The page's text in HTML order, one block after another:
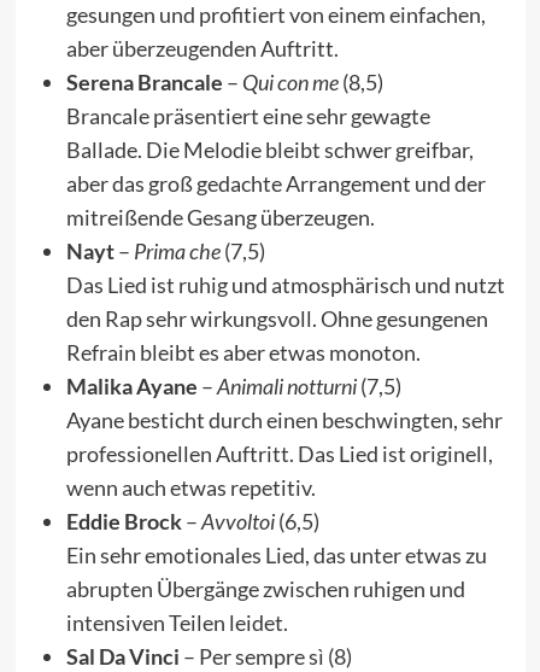
gesungen und profitiert von einem einfachen,
aber überzeugenden Auftritt.
Serena Brancale – Qui con me(8,5)
Brancale präsentiert eine sehr gewagte
Ballade. Die Melodie bleibt schwer greifbar,
aber das groß gedachte Arrangement und der
mitreißende Gesang überzeugen.
Nayt– Prima che(7,5)
Das Lied ist ruhig und atmosphärisch und nutzt
den Rap sehr wirkungsvoll. Ohne gesungenen
Refrain bleibt es aber etwas monoton.
Malika Ayane –Animali notturni(7,5)
Ayane besticht durch einen beschwingten, sehr
professionellen Auftritt. Das Lied ist originell,
wenn auch etwas repetitiv.
Eddie Brock–Avvoltoi(6,5)
Ein sehr emotionales Lied, das unter etwas zu
abrupten Übergänge zwischen ruhigen und
intensiven Teilen leidet.
Sal Da Vinci – Per sempre sì (8)